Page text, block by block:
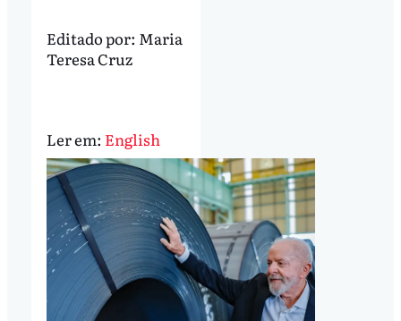
Editado por: Maria
Teresa Cruz
Ler em: English